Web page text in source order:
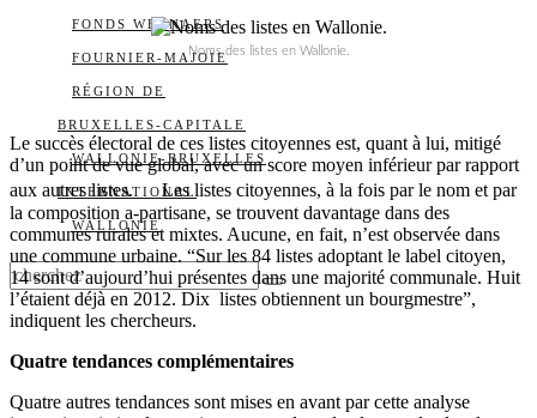
FONDS WERNAERS
FOURNIER-MAJOIE
RÉGION DE
BRUXELLES-CAPITALE
WALLONIE-BRUXELLES
INTERNATIONAL
WALLONIE
Noms des listes en Wallonie.
Le succès électoral de ces listes citoyennes est, quant à lui, mitigé
d’un point de vue global, avec un score moyen inférieur par rapport
aux autres listes. Les listes citoyennes, à la fois par le nom et par
la composition a-partisane, se trouvent davantage dans des
communes rurales et mixtes. Aucune, en fait, n’est observée dans
une commune urbaine. “Sur les 84 listes adoptant le label citoyen,
14 sont d’aujourd’hui présentes dans une majorité communale. Huit
l’étaient déjà en 2012. Dix listes obtiennent un bourgmestre”,
indiquent les chercheurs.
Quatre tendances complémentaires
Quatre autres tendances sont mises en avant par cette analyse